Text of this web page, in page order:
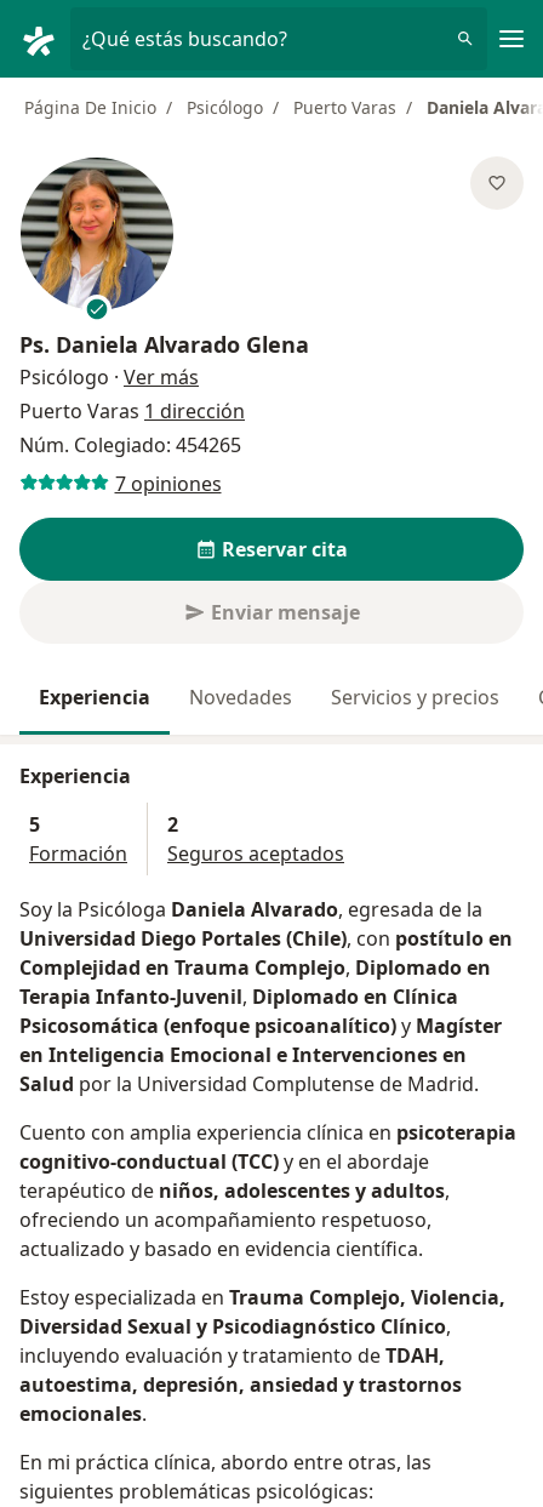
¿Qué estás buscando?
Página De Inicio Psicólogo Puerto Varas Daniela
Ps. Daniela Alvarado Glena
Psicólogo · Ver más
Puerto Varas 1 dirección
Núm. Colegiado: 454265
7 opiniones
Reservar cita
Enviar mensaje
Experiencia Novedades Servicios y precios
Experiencia
5
Formación
2
Seguros aceptados
Soy la Psicóloga Daniela Alvarado, egresada de la
Universidad Diego Portales (Chile), con postítulo en
Complejidad en Trauma Complejo, Diplomado en
Terapia Infanto-Juvenil, Diplomado en Clínica
Psicosomática (enfoque psicoanalítico)y Magíster
en Inteligencia Emocional e Intervenciones en
Salud por la Universidad Complutense de Madrid.
Cuento con amplia experiencia clínica en psicoterapia
cognitivo-conductual (TCC)y en el abordaje
terapéutico de niños, adolescentes y adultos,
ofreciendo un acompañamiento respetuoso,
actualizado y basado en evidencia científica.
Estoy especializada en Trauma Complejo, Violencia,
Diversidad Sexual y Psicodiagnóstico Clínico,
incluyendo evaluación y tratamiento deTDAH,
autoestima, depresión, ansiedad y trastornos
emocionales.
En mi práctica clínica, abordo entre otras, las
siguientes problemáticas psicológicas: